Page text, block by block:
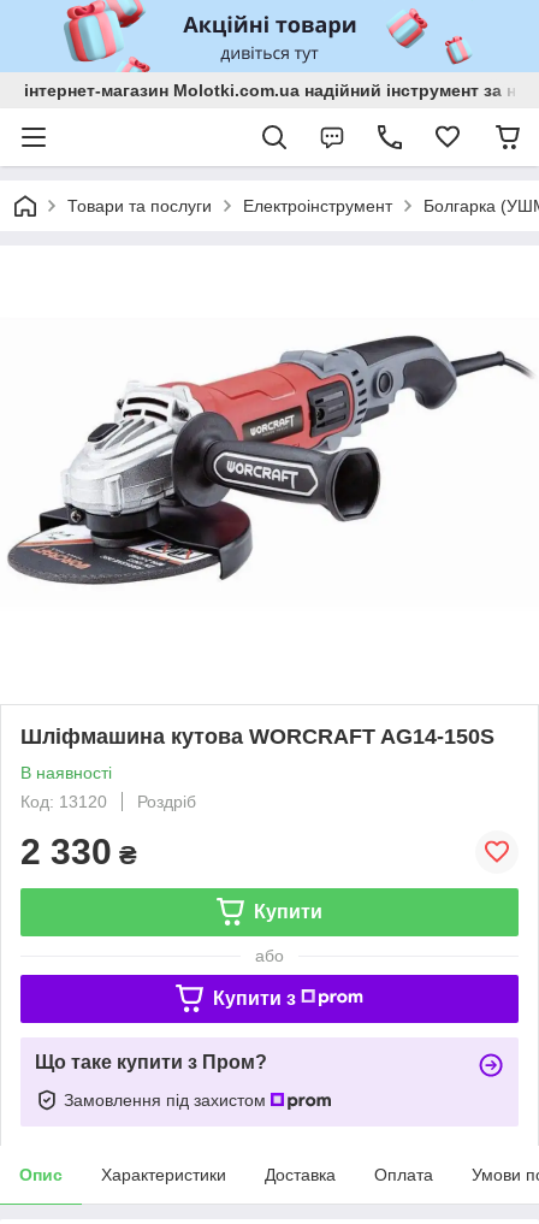
інтернет-магазин Molotki.com.ua надійний інструмент за
Товари та послуги Електроінструмент Болгарка
Шліфмашина кутова WORCRAFT AG14-150S
В наявності
Код: 13120
Роздріб
2 330 ₴
Купити
або
Купити з
Що таке купити з Пром?
Замовлення під захистом
Опис Характеристики Доставка Оплата Умови